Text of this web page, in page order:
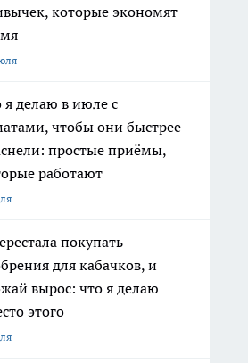
которые экономят
я делаю в июле с
чтобы они быстрее
простые приёмы,
работают
покупать
для кабачков, и
вырос: что я делаю
этого